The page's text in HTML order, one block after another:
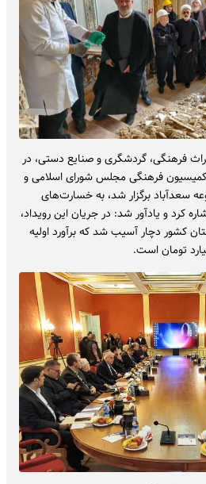
فرهنگی، گردشگری و صنایع‌ دستی، در
فرهنگی مجلس شورای اسلامی و
سعدآباد برگزار شد، به خسارت‌های
کرد و یادآور شد: در جریان این رویداد،
۱۴۰ اثر تاریخی در ۲۰ استان کشور دچار آسیب شد که برآورد اولیه